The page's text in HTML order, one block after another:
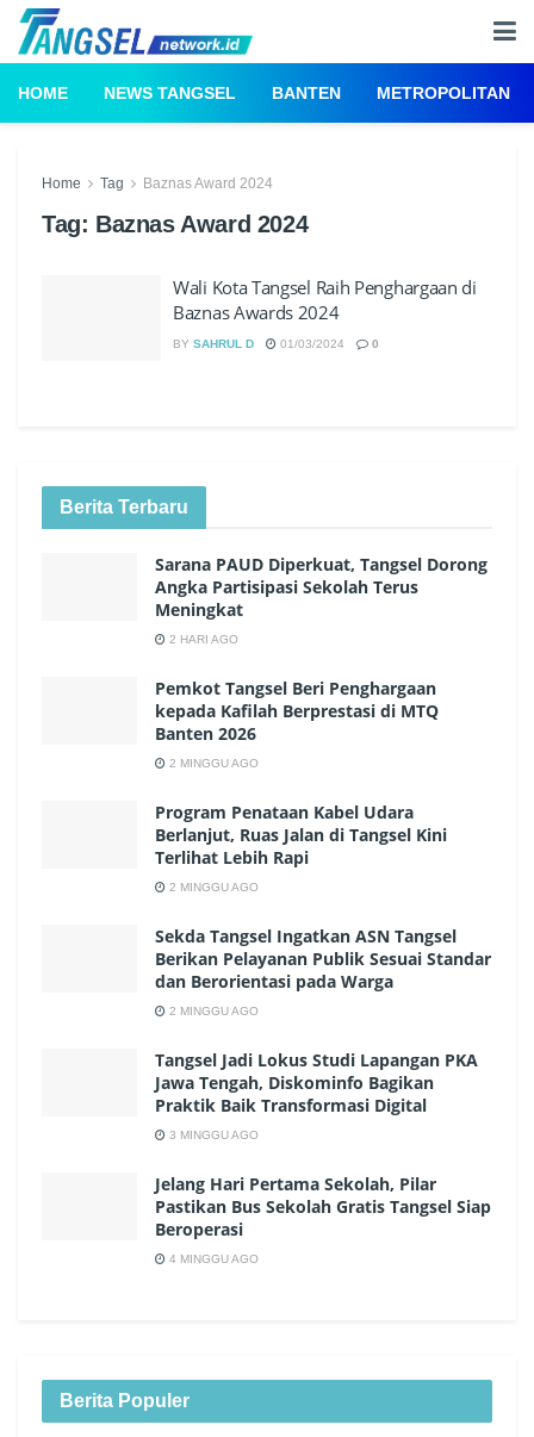
HOME NEWS TANGSEL BANTEN METROPOLITAN
Home Tag Baznas Award 2024
Tag: Baznas Award 2024
Wali Kota Tangsel Raih Penghargaan di
Baznas Awards 2024
BY SAHRUL D 01/03/2024 0
Berita Terbaru
Sarana PAUD Diperkuat, Tangsel Dorong
Angka Partisipasi Sekolah Terus
Meningkat
2 HARI AGO
Pemkot Tangsel Beri Penghargaan
kepada Kafilah Berprestasi di MTQ
Banten 2026
2 MINGGU AGO
Program Penataan Kabel Udara
Berlanjut, Ruas Jalan di Tangsel Kini
Terlihat Lebih Rapi
2 MINGGU AGO
Sekda Tangsel Ingatkan ASN Tangsel
Berikan Pelayanan Publik Sesuai Standar
dan Berorientasi pada Warga
2 MINGGU AGO
Tangsel Jadi Lokus Studi Lapangan PKA
Jawa Tengah, Diskominfo Bagikan
Praktik Baik Transformasi Digital
3 MINGGU AGO
Jelang Hari Pertama Sekolah, Pilar
Pastikan Bus Sekolah Gratis Tangsel Siap
Beroperasi
4 MINGGU AGO
Berita Populer